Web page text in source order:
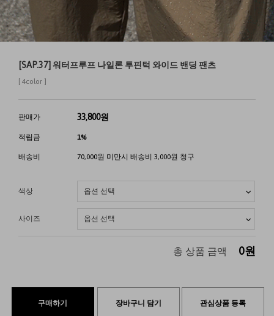
[SAP.37] 워터프루프 나일론 투핀턱 와이드 밴딩 팬츠
[ 4color ]
판매가 33,800원
적립금 1%
배송비 70,000원 미만시 배송비 3,000원 청구
색상
사이즈
총 상품 금액 0원
구매하기 장바구니 담기 관심상품 등록